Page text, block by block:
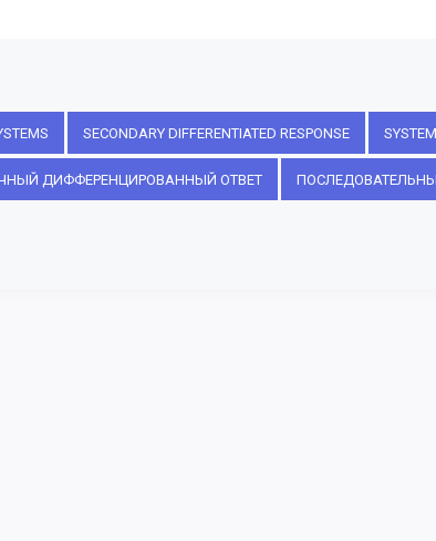
SECONDARY DIFFERENTIATED RESPONSE
ДИФФЕРЕНЦИРОВАННЫЙ ОТВЕТ